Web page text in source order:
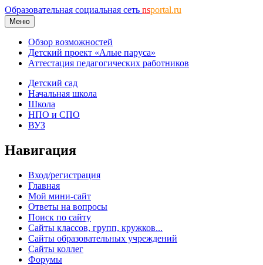
Образовательная социальная сеть nsportal.ru
Меню
Обзор возможностей
Детский проект «Алые паруса»
Аттестация педагогических работников
Детский сад
Начальная школа
Школа
НПО и СПО
ВУЗ
Навигация
Вход/регистрация
Главная
Мой мини-сайт
Ответы на вопросы
Поиск по сайту
Сайты классов, групп, кружков...
Сайты образовательных учреждений
Сайты коллег
Форумы